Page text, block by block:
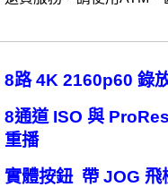
8路 4K 2160p60 錄
8通道 ISO 與
重播
實體按鈕 帶 JOG